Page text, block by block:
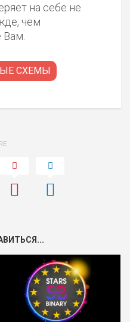
на себе не
чем
СХЕМЫ